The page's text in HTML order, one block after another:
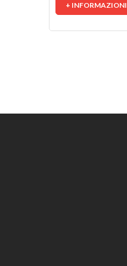
+ INFORMAZIONI